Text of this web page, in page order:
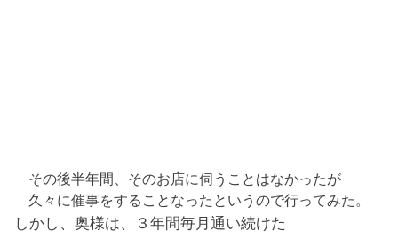
その後半年間、そのお店に伺うことはなかったが
久々に催事をすることなったというので行ってみた。
しかし、奥様は、３年間毎月通い続けた